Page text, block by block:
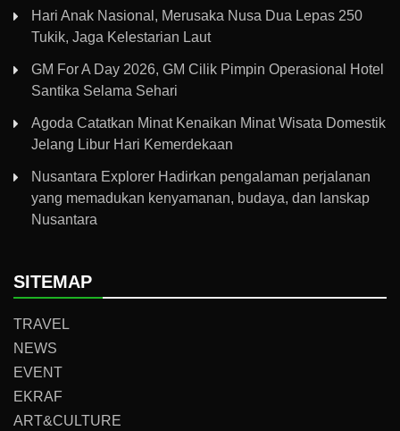
Hari Anak Nasional, Merusaka Nusa Dua Lepas 250
Tukik, Jaga Kelestarian Laut
GM For A Day 2026, GM Cilik Pimpin Operasional Hotel
Santika Selama Sehari
Agoda Catatkan Minat Kenaikan Minat Wisata Domestik
Jelang Libur Hari Kemerdekaan
Nusantara Explorer Hadirkan pengalaman perjalanan
yang memadukan kenyamanan, budaya, dan lanskap
Nusantara
SITEMAP
TRAVEL
NEWS
EVENT
EKRAF
ART&CULTURE